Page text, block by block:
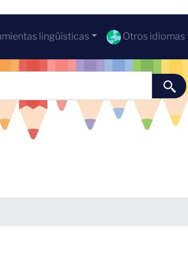
lingüísticas Otros idiomas